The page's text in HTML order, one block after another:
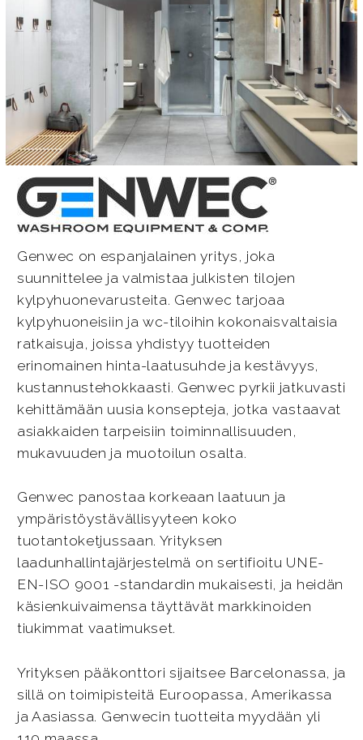
Genwec on espanjalainen yritys, joka
suunnittelee ja valmistaa julkisten tilojen
kylpyhuonevarusteita. Genwec tarjoaa
kylpyhuoneisiin ja wc-tiloihin kokonaisvaltaisia
ratkaisuja, joissa yhdistyy tuotteiden
erinomainen hinta-laatusuhde ja kestävyys,
kustannustehokkaasti. Genwec pyrkii jatkuvasti
kehittämään uusia konsepteja, jotka vastaavat
asiakkaiden tarpeisiin toiminnallisuuden,
mukavuuden ja muotoilun osalta.
Genwec panostaa korkeaan laatuun ja
ympäristöystävällisyyteen koko
tuotantoketjussaan. Yrityksen
laadunhallintajärjestelmä on sertifioitu UNE-
EN-ISO 9001 -standardin mukaisesti, ja heidän
käsienkuivaimensa täyttävät markkinoiden
tiukimmat vaatimukset.
Yrityksen pääkonttori sijaitsee Barcelonassa, ja
sillä on toimipisteitä Euroopassa, Amerikassa
ja Aasiassa. Genwecin tuotteita myydään yli